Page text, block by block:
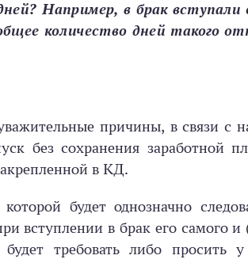
Например, в брак
количество дней такого
причины, в связи с
без сохранения заработной
в КД.
будет однозначно
вступлении в брак его самого
требовать либо просить